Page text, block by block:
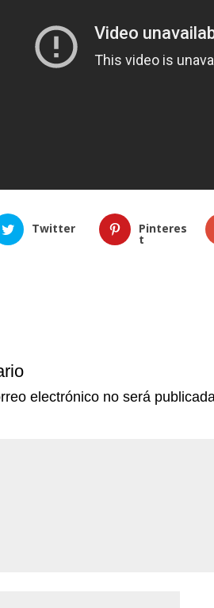
Twitter Pinteres
t
electrónico no será